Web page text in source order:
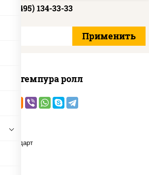
+7 (495) 134-33-33
Кани темпура ролл